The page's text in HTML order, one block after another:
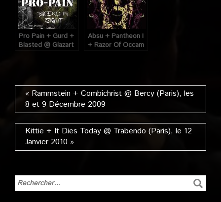
Pro Pain + Gurd +
Blasted @ Glazart
Absu + Pantheon I
+ Razor Of Occam
« Rammstein + Combichrist @ Bercy (Paris), les
8 et 9 Décembre 2009
Kittie + It Dies Today @ Trabendo (Paris), le 12
Janvier 2010 »